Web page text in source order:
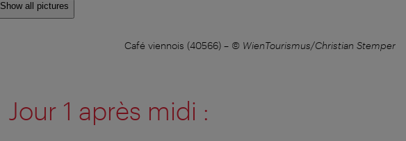
Show all pictures
Café viennois (40566) – © WienTourismus/Christian Stemper
Jour 1 après midi :